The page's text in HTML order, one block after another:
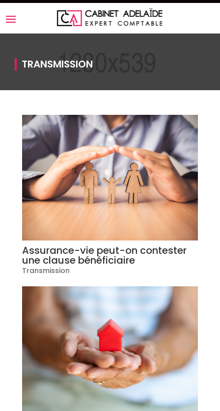
TRANSMISSION
Assurance-vie peut-on contester
une clause bénéficiaire
Transmission